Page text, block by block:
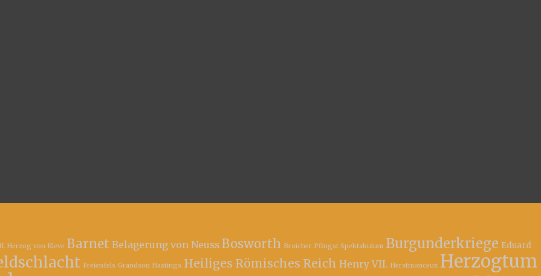
Herzog von Kleve Barnet Belagerung von Neuss Bosworth Broicher Pfingst Spektakulum Burgunderkriege Eduard
Freienfels Grandson Hastings Heiliges Römisches Reich Henry VII. Herstmonceux Herzogtum